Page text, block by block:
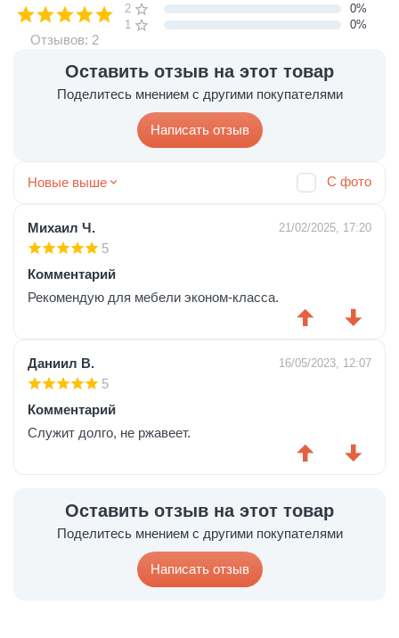
Оставить отзыв на этот товар
Поделитесь мнением с другими покупателями
Написать отзыв
Отзывов: 2
2 звезды
0%
1 звезда
0%
Новые выше С фото
Михаил Ч. 21/02/2025, 17:20
5
Комментарий
Рекомендую для мебели эконом-класса.
Даниил В. 16/05/2023, 12:07
5
Комментарий
Служит долго, не ржавеет.
Оставить отзыв на этот товар
Поделитесь мнением с другими покупателями
Написать отзыв